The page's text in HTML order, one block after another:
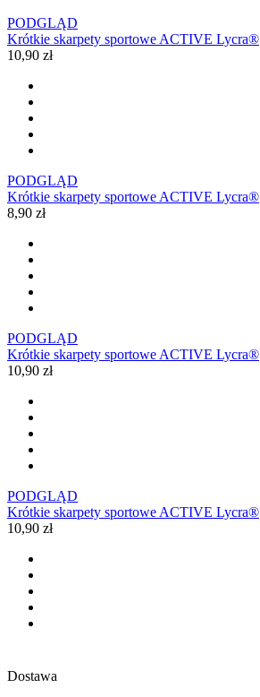
PODGLĄD
Krótkie skarpety sportowe ACTIVE Lycra®
10,90 zł
PODGLĄD
Krótkie skarpety sportowe ACTIVE Lycra®
8,90 zł
PODGLĄD
Krótkie skarpety sportowe ACTIVE Lycra®
10,90 zł
PODGLĄD
Krótkie skarpety sportowe ACTIVE Lycra®
10,90 zł
Dostawa